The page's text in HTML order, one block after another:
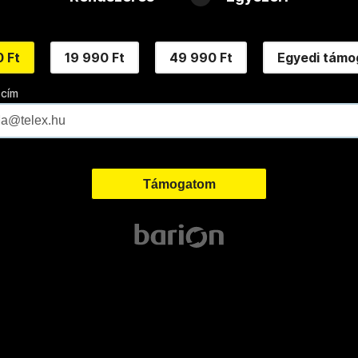
Ft 19 990 Ft 49 990 Ft Egyedi